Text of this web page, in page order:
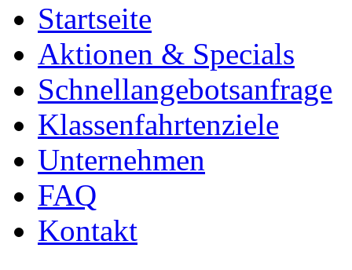
Startseite
Aktionen & Specials
Schnellangebotsanfrage
Klassenfahrtenziele
Unternehmen
FAQ
Kontakt